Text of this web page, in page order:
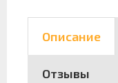
Описание
Отзывы